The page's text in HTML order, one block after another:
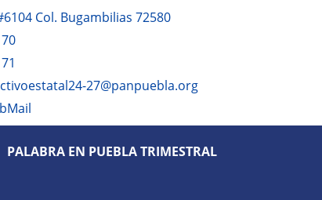
Col. Bugambilias 72580
27@panpuebla.org
PALABRA EN PUEBLA TRIMESTRAL